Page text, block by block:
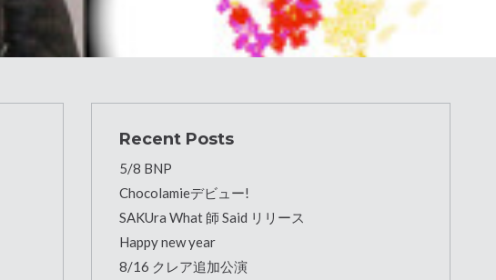
Recent Posts
5/8 BNP
Chocolamieデビュー!
SAKUra What 師 Said リリース
Happy new year
8/16 クレア追加公演